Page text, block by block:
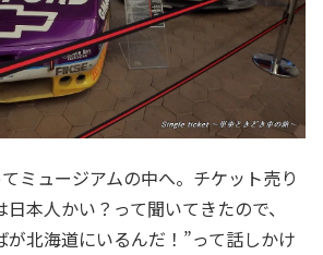
ミュージアムの中へ。チケット売り
本人かい？って聞いてきたので、
が北海道にいるんだ！”って話しかけ